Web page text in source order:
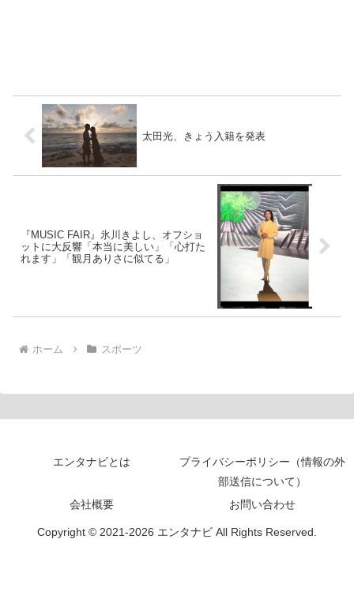
太田光、きょう入籍を発表
『MUSIC FAIR』氷川きよし、オフショ
ットに大反響「本当に美しい」「心打た
れます」「観月ありさに似てる」
ホーム スポーツ
エンタナビとは
プライバシーポリシー（情報の外
部送信について）
会社概要
お問い合わせ
Copyright © 2021-2026 エンタナビ All Rights Reserved.